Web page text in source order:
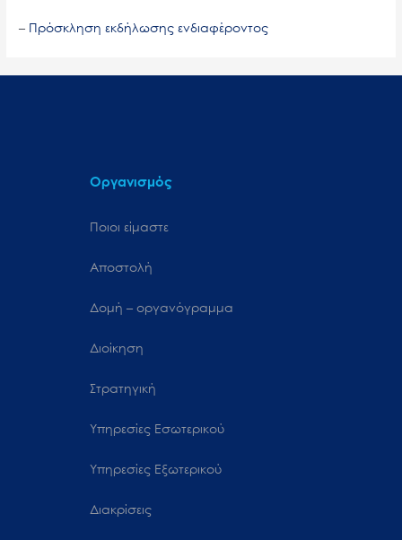
– Πρόσκληση εκδήλωσης ενδιαφέροντος
Οργανισμός
Ποιοι είμαστε
Αποστολή
Δομή – οργανόγραμμα
Διοίκηση
Στρατηγική
Υπηρεσίες Εσωτερικού
Υπηρεσίες Εξωτερικού
Διακρίσεις